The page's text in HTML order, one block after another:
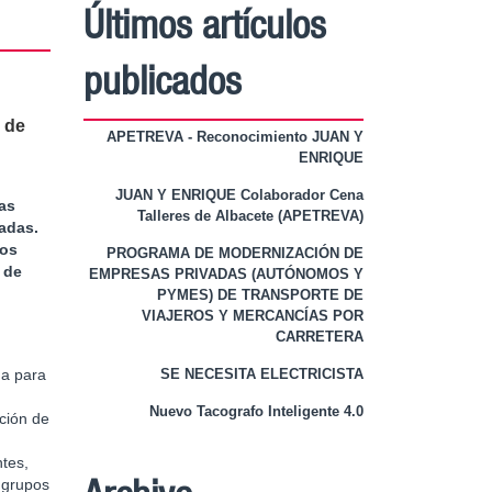
de
de
para
de
Últimos artículos
publicados
APETREVA - Reconocimiento JUAN Y
ENRIQUE
JUAN Y ENRIQUE Colaborador Cena
Talleres de Albacete (APETREVA)
PROGRAMA DE MODERNIZACIÓN DE
EMPRESAS PRIVADAS (AUTÓNOMOS Y
PYMES) DE TRANSPORTE DE
VIAJEROS Y MERCANCÍAS POR
CARRETERA
SE NECESITA ELECTRICISTA
Nuevo Tacografo Inteligente 4.0